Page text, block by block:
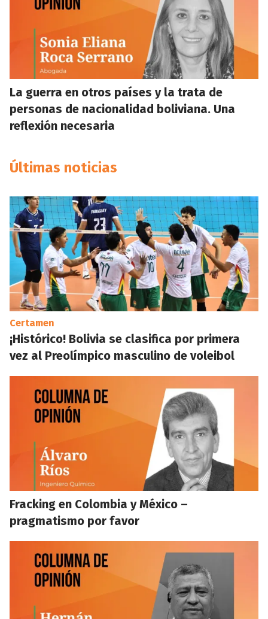
La guerra en otros países y la trata de
personas de nacionalidad boliviana. Una
reflexión necesaria
Últimas noticias
Certamen
¡Histórico! Bolivia se clasifica por primera
vez al Preolímpico masculino de voleibol
Fracking en Colombia y México –
pragmatismo por favor